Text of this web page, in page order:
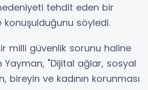
tehdit eden bir
söyledi.
milli güvenlik sorunu haline
Yayman, "Dijital ağlar, sosyal
bireyin ve kadının korunması